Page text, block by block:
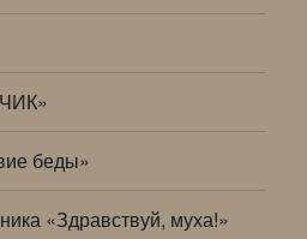
беды»
«Здравствуй, муха!»